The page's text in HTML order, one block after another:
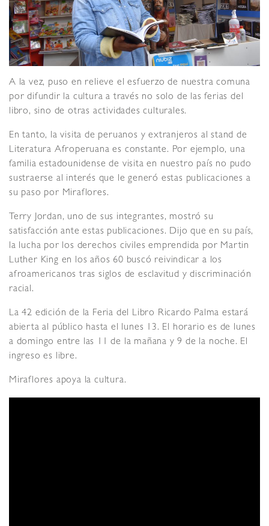
A la vez, puso en relieve el esfuerzo de nuestra comuna
por difundir la cultura a través no solo de las ferias del
libro, sino de otras actividades culturales.
En tanto, la visita de peruanos y extranjeros al stand de
Literatura Afroperuana es constante. Por ejemplo, una
familia estadounidense de visita en nuestro país no pudo
sustraerse al interés que le generó estas publicaciones a
su paso por Miraflores.
Terry Jordan, uno de sus integrantes, mostró su
satisfacción ante estas publicaciones. Dijo que en su país,
la lucha por los derechos civiles emprendida por Martin
Luther King en los años 60 buscó reivindicar a los
afroamericanos tras siglos de esclavitud y discriminación
racial.
La 42 edición de la Feria del Libro Ricardo Palma estará
abierta al público hasta el lunes 13. El horario es de lunes
a domingo entre las 11 de la mañana y 9 de la noche. El
ingreso es libre.
Miraflores apoya la cultura.